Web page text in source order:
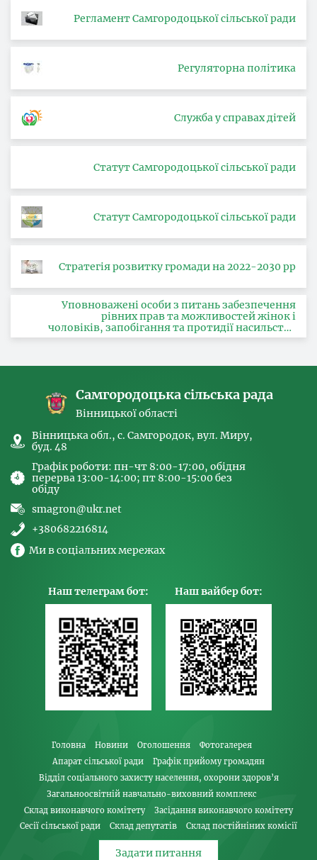
Регламент Самгородоцької сільської ради
Регуляторна політика
Служба у справах дітей
Статут Самгородоцької сільської ради
Статут Самгородоцької сільської ради
Стратегія розвитку громади на 2022-2030 рр
Уповноважені особи з питань забезпечення
рівних прав та можливостей жінок і
чоловіків, запобігання та протидії насильству
за ознакою статі, з питань здійснення заходів,
Самгородоцька сільська рада
Вінницької області
Вінницька обл., с. Самгородок, вул. Миру,
буд. 48
Графік роботи: пн-чт 8:00-17:00, обідня
перерва 13:00-14:00; пт 8:00-15:00 без
обіду
smagron@ukr.net
+380682216814
Ми в соціальних мережах
Наш телеграм бот: Наш вайбер бот:
Головна Новини Оголошення
Фотогалерея
Апарат сільської ради
Графік прийому громадян
Відділ соціального захисту населення, охорони здоров’я
Загальноосвітній навчально-виховний комплекс
Склад виконавчого комітету
Засідання виконавчого комітету
Сесії сільської ради
Склад депутатів Склад постійніних комісії
Задати питання